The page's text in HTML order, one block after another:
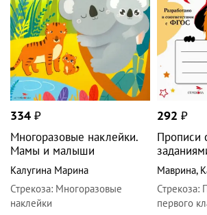
334 ₽
Многоразовые наклейки.
Мамы и малыши
Калугина Марина
Стрекоза: Многоразовые
наклейки
292 ₽
Прописи
Маврина,
Стрекоза:
первого